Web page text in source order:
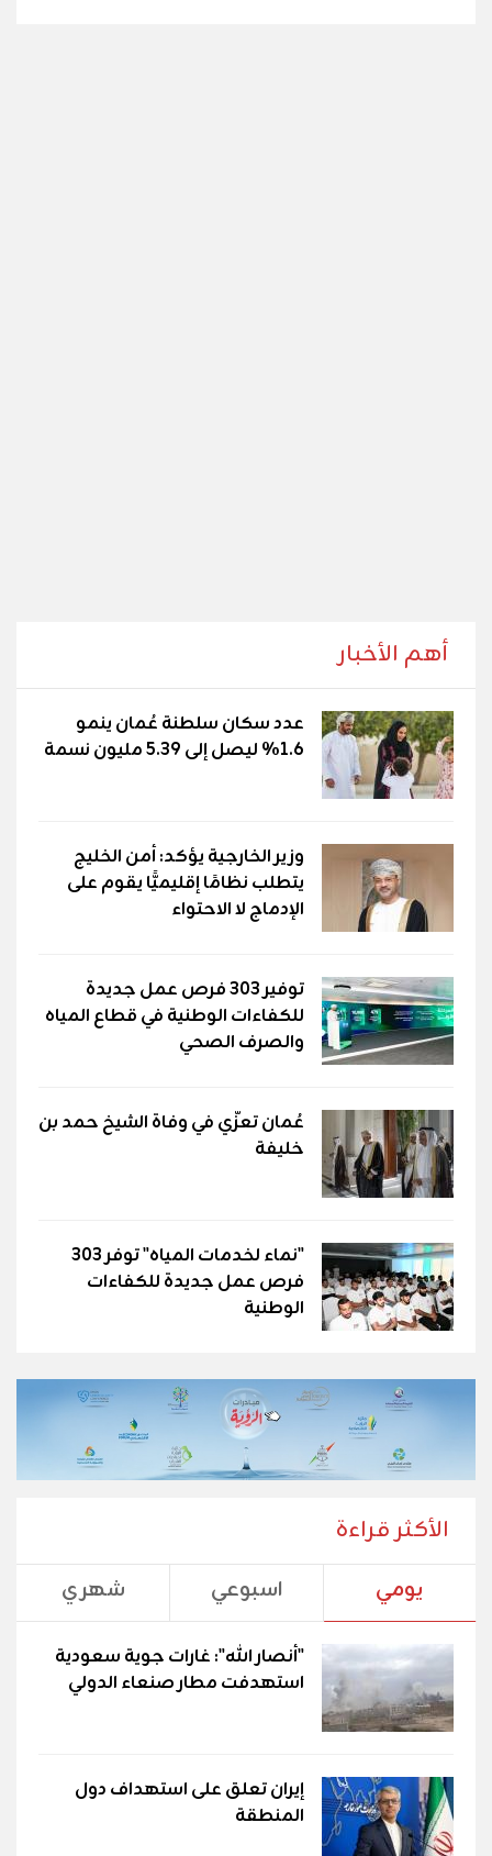
أهم الأخبار
عدد سكان سلطنة عُمان ينمو
1.6% ليصل إلى 5.39 مليون نسمة
وزير الخارجية يؤكد: أمن الخليج
يتطلب نظامًا إقليميًّا يقوم على
الإدماج لا الاحتواء
توفير 303 فرص عمل جديدة
للكفاءات الوطنية في قطاع المياه
والصرف الصحي
عُمان تعزّي في وفاة الشيخ حمد بن
خليفة
"نماء لخدمات المياه" توفر 303
فرص عمل جديدة للكفاءات
الوطنية
الأكثر قراءة
يومي اسبوعي شهري
"أنصار الله": غارات جوية سعودية
استهدفت مطار صنعاء الدولي
إيران تعلق على استهداف دول
المنطقة